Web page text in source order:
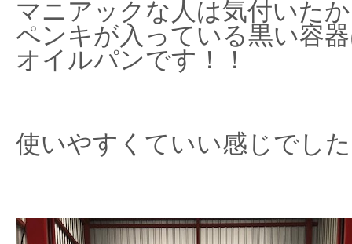
マニアックな人は気付いた
ペンキが入っている黒い容
オイルパンです！！
使いやすくていい感じでし